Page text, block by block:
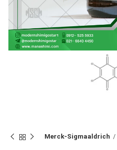
Merck-Sigmaaldrich